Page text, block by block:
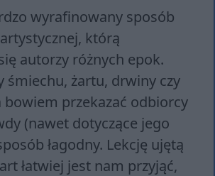
wyrafinowany sposób
którą
autorzy różnych epok.
śmiechu, żartu, drwiny czy
bowiem przekazać odbiorcy
(nawet dotyczące jego
łagodny. Lekcję ujętą
łatwiej jest nam przyjąć,